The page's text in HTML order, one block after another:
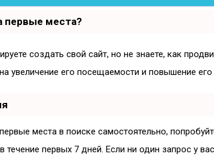
первые места?
создать свой сайт, но не знаете, как
увеличение его посещаемости и повышение
места в поиске самостоятельно,
течение первых 7 дней. Если ни один запрос у